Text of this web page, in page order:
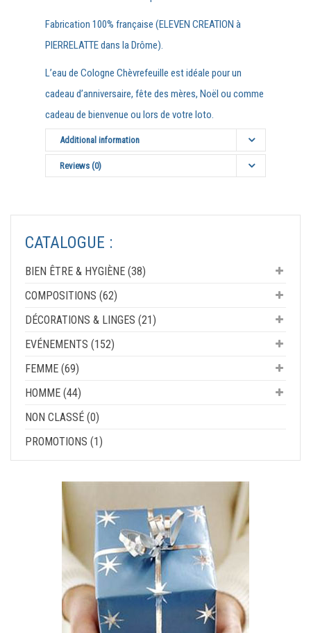
Fabrication 100% française (ELEVEN CREATION à
PIERRELATTE dans la Drôme).
L’eau de Cologne Chèvrefeuille est idéale pour un
cadeau d’anniversaire, fête des mères, Noël ou comme
cadeau de bienvenue ou lors de votre loto.
Additional information
Reviews (0)
CATALOGUE :
BIEN ÊTRE & HYGIÈNE (38)
COMPOSITIONS (62)
DÉCORATIONS & LINGES (21)
EVÉNEMENTS (152)
FEMME (69)
HOMME (44)
NON CLASSÉ (0)
PROMOTIONS (1)